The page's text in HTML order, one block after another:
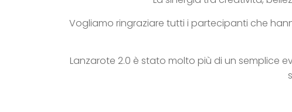
Vogliamo ringraziare tutti i partecipanti che
Lanzarote 2.0 è stato molto più di un semplice